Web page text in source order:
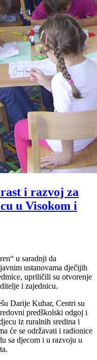
i razvoj za
u Visokom i
u saradnji da
ustanovama dječijih
upriličili su otvorenje
i zajednicu.
Darije Kuhar, Centri su
predškolski odgoj i
iz ruralnih sredina i
će se održavati i radionice
sa djecom i u razvoju u